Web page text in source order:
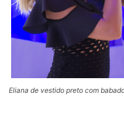
Eliana de vestido preto com